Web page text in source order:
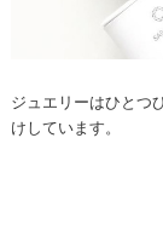
ジュエリーはひとつ
けしています。